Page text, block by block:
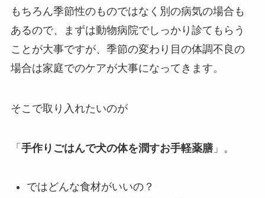
もちろん季節性のものではなく別の病気の場合も
あるので、まずは動物病院でしっかり診てもらう
ことが大事ですが、季節の変わり目の体調不良の
場合は家庭でのケアが大事になってきます。
そこで取り入れたいのが
「 手作りごはんで犬の体を潤すお手軽薬膳」。
ではどんな食材がいいの？